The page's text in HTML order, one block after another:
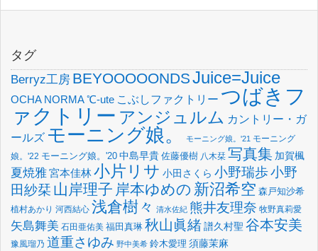
タグ
Berryz工房 BEYOOOOONDSJuice=Juice
OCHA NORMA℃-ute こぶしファクトリー つばきフ
ァクトリー アンジュルム カントリー・ガ
ールズ モーニング娘。 モーニング娘。'21 モーニング
娘。'22 モーニング娘。'20 中島早貴 佐藤優樹 八木栞 写真集 加賀楓
夏焼雅宮本佳林小片リサ 小田さくら 小野瑞歩小野
田紗栞 山岸理子 岸本ゆめの 新沼希空 森戸知沙希
植村あかり 河西結心 浅倉樹々 清水佐紀 熊井友理奈 牧野真莉愛
矢島舞美 石田亜佑美 福田真琳 秋山眞緒譜久村聖 谷本安美
豫風瑠乃 道重さゆみ 野中美希 鈴木愛理 須藤茉麻